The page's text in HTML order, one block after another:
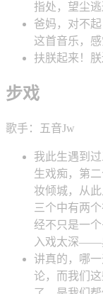
指处，望尘
爸妈，对不
这首音乐，
扶朕起来！
步戏
歌手：五音Jw
我此生遇到
生戏痴，第
妆倾城，从
三个中有两
经不只是一
入戏太深——
讲真的，哪
论，而我们